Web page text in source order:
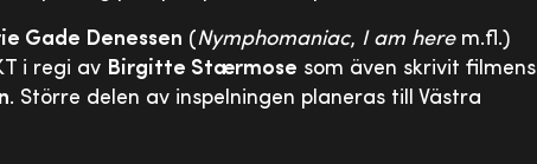
Gade Denessen (Nymphomaniac, I am herem.fl.)
i regi av Birgitte Stærmose som även skrivit filmens
. Större delen av inspelningen planeras till Västra